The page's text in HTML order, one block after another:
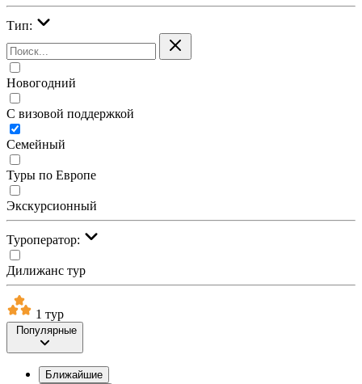
Тип:
Новогодний
С визовой поддержкой
Семейный
Туры по Европе
Экскурсионный
Туроператор:
Дилижанс тур
1 тур
Популярные
Ближайшие